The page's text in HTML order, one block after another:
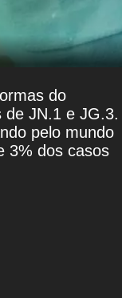
do
de JN.1 e JG.3.
pelo mundo
3% dos casos